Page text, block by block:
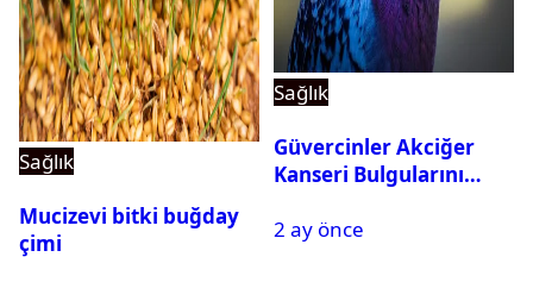
Sağlık
Mucizevi bitki buğday
çimi
Sağlık
Güvercinler Akciğer
Kanseri Bulgularını
2 ay önce